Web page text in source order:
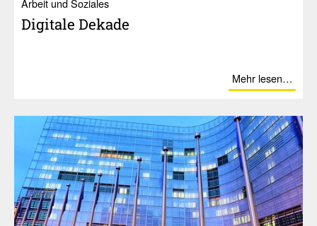
Ar­beit und So­zia­les
Digi­tale Dekade
Mehr lesen…